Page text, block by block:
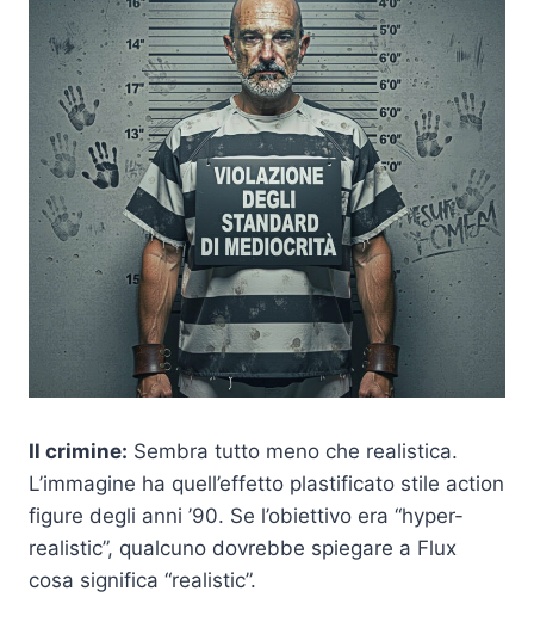
Il crimine: Sembra tutto meno che realistica.
L’immagine ha quell’effetto plastificato stile action
figure degli anni ’90. Se l’obiettivo era “hyper-
realistic”, qualcuno dovrebbe spiegare a Flux
cosa significa “realistic”.​